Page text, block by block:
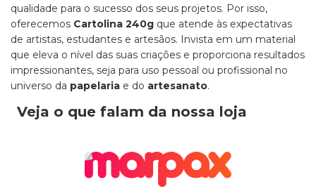
qualidade para o sucesso dos seus projetos. Por isso,
oferecemos Cartolina 240g que atende às expectativas
de artistas, estudantes e artesãos. Invista em um material
que eleva o nível das suas criações e proporciona resultados
impressionantes, seja para uso pessoal ou profissional no
universo da papelaria e do artesanato.
Veja o que falam da nossa loja